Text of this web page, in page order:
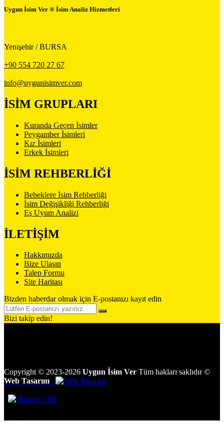
Uygun İsim Ver ® İsim Analiz Hizmetleri
Yenişehir / BURSA
+90 554 720 27 67
info@uygunisimver.com
İSİM GRUPLARI
Kuranda Geçen İsimler
Peygamber İsimleri
Kız İsimleri
Erkek İsimleri
İSİM REHBERLİĞİ
Bebeklere İsim Rehberliği
İsim Değişikliği Rehberliği
Eş Uyum Analizi
İLETİŞİM
Hakkımızda
Bize Ulaşın
Talep Formu
Site Haritası
Bizden haberdar olmak için E-postanızı kayıt edin
Bizi takip edin!
Copyright © 2023-2026 Uygun İsim Ver Tüm hakları saklıdır ©
Web Tasarım